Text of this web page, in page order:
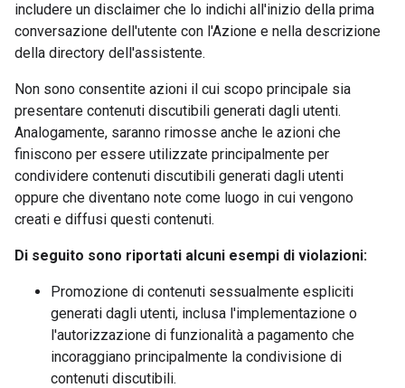
includere un disclaimer che lo indichi all'inizio della prima
conversazione dell'utente con l'Azione e nella descrizione
della directory dell'assistente.
Non sono consentite azioni il cui scopo principale sia
presentare contenuti discutibili generati dagli utenti.
Analogamente, saranno rimosse anche le azioni che
finiscono per essere utilizzate principalmente per
condividere contenuti discutibili generati dagli utenti
oppure che diventano note come luogo in cui vengono
creati e diffusi questi contenuti.
Di seguito sono riportati alcuni esempi di violazioni:
Promozione di contenuti sessualmente espliciti
generati dagli utenti, inclusa l'implementazione o
l'autorizzazione di funzionalità a pagamento che
incoraggiano principalmente la condivisione di
contenuti discutibili.